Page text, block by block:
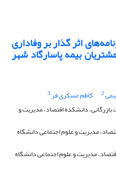
اثر گذار بر وفاداری
بیمه پاسارگاد شهر
2 کاظم عسکری فر3
دانشکده اقتصاد، مدیریت و
مدیریت و علوم اجتماعی دانشگاه
مدیریت و علوم اجتماعی دانشگاه